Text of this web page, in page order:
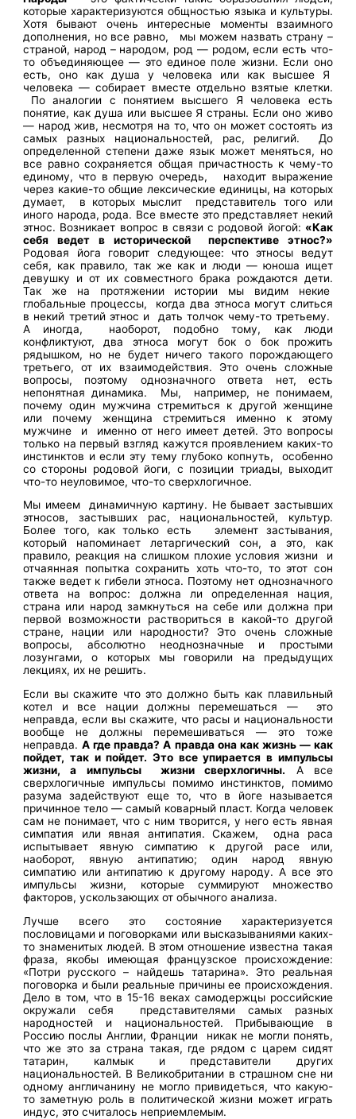
которые характеризуются общностью языка и культуры.
Хотя бывают очень интересные моменты взаимного
дополнения, но все равно, мы можем назвать страну –
страной, народ – народом, род — родом, если есть что-
то объединяющее — это единое поле жизни. Если оно
есть, оно как душа у человека или как высшее Я
человека — собирает вместе отдельно взятые клетки.
По аналогии с понятием высшего Я человека есть
понятие, как душа или высшее Я страны. Если оно живо
— народ жив, несмотря на то, что он может состоять из
самых разных национальностей, рас, религий. До
определенной степени даже язык может меняться, но
все равно сохраняется общая причастность к чему-то
единому, что в первую очередь, находит выражение
через какие-то общие лексические единицы, на которых
думает, в которых мыслит представитель того или
иного народа, рода. Все вместе это представляет некий
этнос. Возникает вопрос в связи с родовой йогой: «Как
себя ведет в исторической перспективе этнос?»
Родовая йога говорит следующее: что этносы ведут
себя, как правило, так же как и люди — юноша ищет
девушку и от их совместного брака рождаются дети.
Так же на протяжении истории мы видим некие
глобальные процессы, когда два этноса могут слиться
в некий третий этнос и дать толчок чему-то третьему.
А иногда, наоборот, подобно тому, как люди
конфликтуют, два этноса могут бок о бок прожить
рядышком, но не будет ничего такого порождающего
третьего, от их взаимодействия. Это очень сложные
вопросы, поэтому однозначного ответа нет, есть
непонятная динамика. Мы, например, не понимаем,
почему один мужчина стремиться к другой женщине
или почему женщина стремиться именно к этому
мужчине и именно от него имеет детей. Это вопросы
только на первый взгляд кажутся проявлением каких-то
инстинктов и если эту тему глубоко копнуть, особенно
со стороны родовой йоги, с позиции триады, выходит
что-то неуловимое, что-то сверхлогичное.
Мы имеем динамичную картину. Не бывает застывших
этносов, застывших рас, национальностей, культур.
Более того, как только есть элемент застывания,
который напоминает летаргический сон, а это, как
правило, реакция на слишком плохие условия жизни и
отчаянная попытка сохранить хоть что-то, то этот сон
также ведет к гибели этноса. Поэтому нет однозначного
ответа на вопрос: должна ли определенная нация,
страна или народ замкнуться на себе или должна при
первой возможности раствориться в какой-то другой
стране, нации или народности? Это очень сложные
вопросы, абсолютно неоднозначные и простыми
лозунгами, о которых мы говорили на предыдущих
лекциях, их не решить.
Если вы скажите что это должно быть как плавильный
котел и все нации должны перемешаться — это
неправда, если вы скажите, что расы и национальности
вообще не должны перемешиваться — это тоже
неправда.А где правда? А правда она как жизнь — как
пойдет, так и пойдет. Это все упирается в импульсы
жизни, а импульсы жизни сверхлогичны. А все
сверхлогичные импульсы помимо инстинктов, помимо
разума задействуют еще то, что в йоге называется
причинное тело — самый коварный пласт. Когда человек
сам не понимает, что с ним творится, у него есть явная
симпатия или явная антипатия. Скажем, одна раса
испытывает явную симпатию к другой расе или,
наоборот, явную антипатию; один народ явную
симпатию или антипатию к другому народу. А все это
импульсы жизни, которые суммируют множество
факторов, ускользающих от обычного анализа.
Лучше всего это состояние характеризуется
пословицами и поговорками или высказываниями каких-
то знаменитых людей. В этом отношение известна такая
фраза, якобы имеющая французское происхождение:
«Потри русского – найдешь татарина». Это реальная
поговорка и были реальные причины ее происхождения.
Дело в том, что в 15-16 веках самодержцы российские
окружали себя представителями самых разных
народностей и национальностей. Прибывающие в
Россию послы Англии, Франции никак не могли понять,
что же это за страна такая, где рядом с царем сидят
татарин, калмык и представители других
национальностей. В Великобритании в страшном сне ни
одному англичанину не могло привидеться, что какую-
то заметную роль в политической жизни может играть
индус, это считалось неприемлемым.